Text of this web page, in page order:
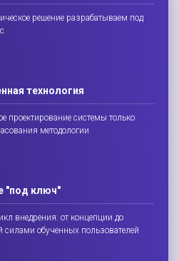
решение разрабатываем под
технология
проектирование системы только
методологии
"под ключ"
внедрения: от концепции до
силами обученных пользователей